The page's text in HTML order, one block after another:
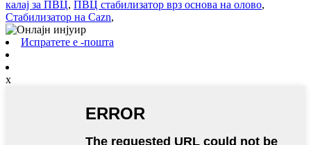
калај за ПВЦ, ПВЦ стабилизатор врз основа на олово,
Стабилизатор на Cazn,
Испратете е -пошта
x